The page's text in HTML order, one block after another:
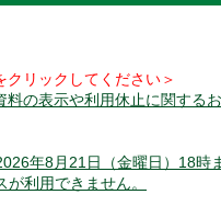
リックしてください＞
料の表示や利用休止に関する
年8月21日（金曜日）18時
利用できません。